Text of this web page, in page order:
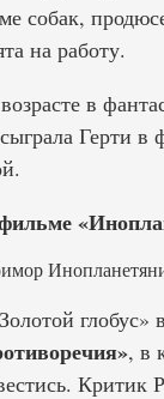
собак,
на работу.
в
Герти
глобус»
, в